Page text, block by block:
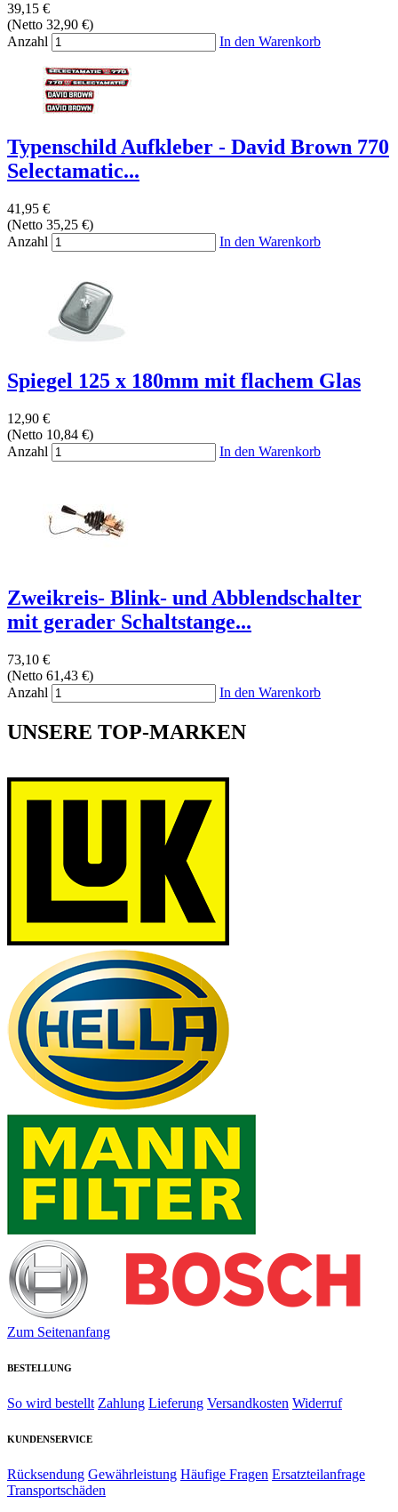
39,15 €
(Netto 32,90 €)
Anzahl
In den Warenkorb
Typenschild Aufkleber - David Brown 770
Selectamatic...
41,95 €
(Netto 35,25 €)
Anzahl
In den Warenkorb
Spiegel 125 x 180mm mit flachem Glas
12,90 €
(Netto 10,84 €)
Anzahl
In den Warenkorb
Zweikreis- Blink- und Abblendschalter
mit gerader Schaltstange...
73,10 €
(Netto 61,43 €)
Anzahl
In den Warenkorb
UNSERE TOP-MARKEN
Zum Seitenanfang
BESTELLUNG
So wird bestellt Zahlung Lieferung Versandkosten Widerruf
KUNDENSERVICE
Rücksendung Gewährleistung Häufige Fragen Ersatzteilanfrage
Transportschäden